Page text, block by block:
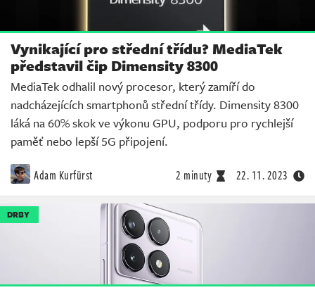
Vynikající pro střední třídu? MediaTek
představil čip Dimensity 8300
MediaTek odhalil nový procesor, který zamíří do
nadcházejících smartphonů střední třídy. Dimensity 8300
láká na 60% skok ve výkonu GPU, podporu pro rychlejší
paměť nebo lepší 5G připojení.
Adam Kurfürst 2 minuty 22. 11. 2023
DRBY